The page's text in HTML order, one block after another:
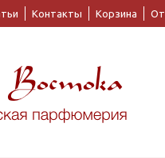
Контакты Корзина